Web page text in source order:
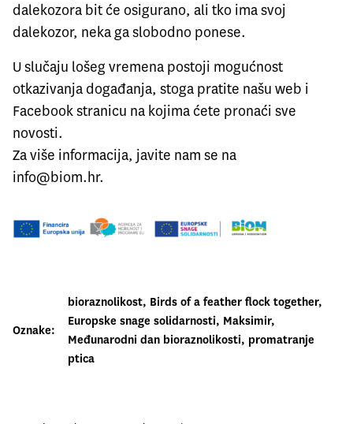
dalekozora bit će osigurano, ali tko ima svoj
dalekozor, neka ga slobodno ponese.
U slučaju lošeg vremena postoji mogućnost
otkazivanja događanja, stoga pratite našu web i
Facebook stranicu na kojima ćete pronaći sve
novosti.
Za više informacija, javite nam se na
info@biom.hr.
Oznake:
bioraznolikost, Birds of a feather flock together
Europske snage solidarnosti, Maksimir
Međunarodni dan bioraznolikosti, promatranje
ptica